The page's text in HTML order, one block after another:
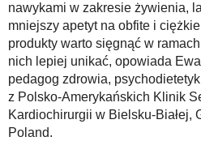
nawykami w zakresie żywienia,
mniejszy apetyt na obfite i
produkty warto sięgnąć w
nich lepiej unikać, opowiada
pedagog zdrowia,
z Polsko-Amerykańskich Klinik
Kardiochirurgii w Bielsku-Białej,
Poland.